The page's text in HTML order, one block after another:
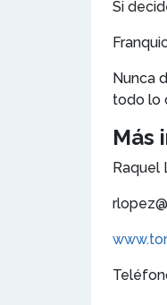
Si
Nunca
todo lo
Más
Raquel